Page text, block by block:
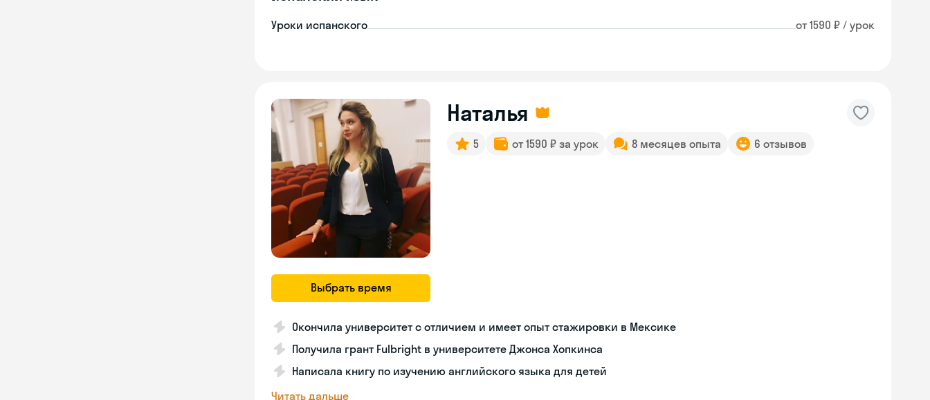
Уроки испанского от 1590 ₽ / урок
Выбрать время
Наталья
5 от 1590 ₽ за урок 8 месяцев опыта 6 отзывов
Окончила университет с отличием и имеет опыт стажировки в Мексике
Получила грант Fulbright в университете Джонса Хопкинса
Написала книгу по изучению английского языка для детей
Читать дальше